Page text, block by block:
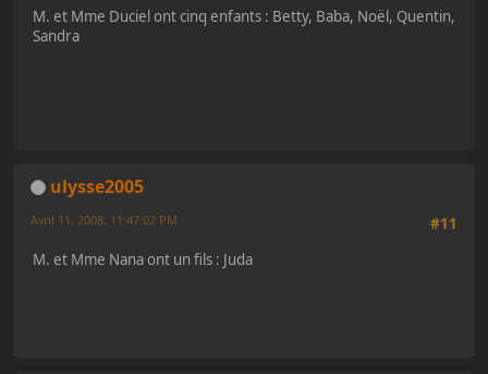
M. et Mme Duciel ont cinq enfants : Betty, Baba, Noël, Quentin,
Sandra
ulysse2005
#11
Avril 11, 2008, 11:47:02 PM
M. et Mme Nana ont un fils : Juda